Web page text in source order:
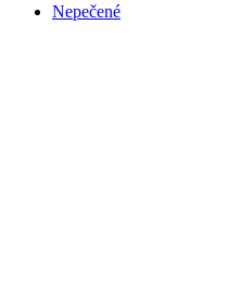
Nepečené